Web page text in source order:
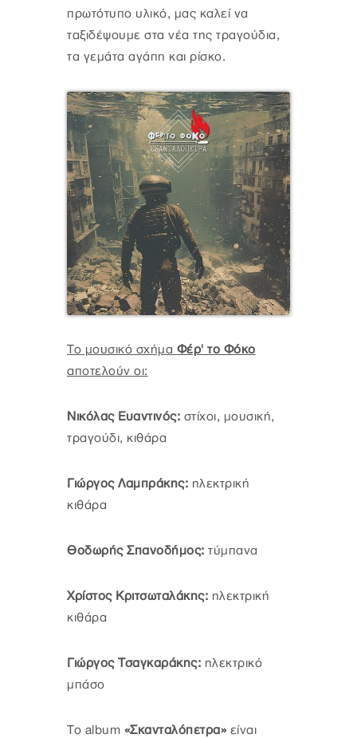
πρωτότυπο υλικό, μας καλεί να
ταξιδέψουμε στα νέα της τραγούδια,
τα γεμάτα αγάπη και ρίσκο.
Το μουσικό σχήμα Φέρ' το Φόκο
αποτελούν οι:
Νικόλας Ευαντινός: στίχοι, μουσική,
τραγούδι, κιθάρα
Γιώργος Λαμπράκης: ηλεκτρική
κιθάρα
Θοδωρής Σπανοδήμος: τύμπανα
Χρίστος Κριτσωταλάκης: ηλεκτρική
κιθάρα
Γιώργος Τσαγκαράκης: ηλεκτρικό
μπάσο
Το album «Σκανταλόπετρα» είναι